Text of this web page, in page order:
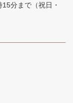
15分まで （祝日・